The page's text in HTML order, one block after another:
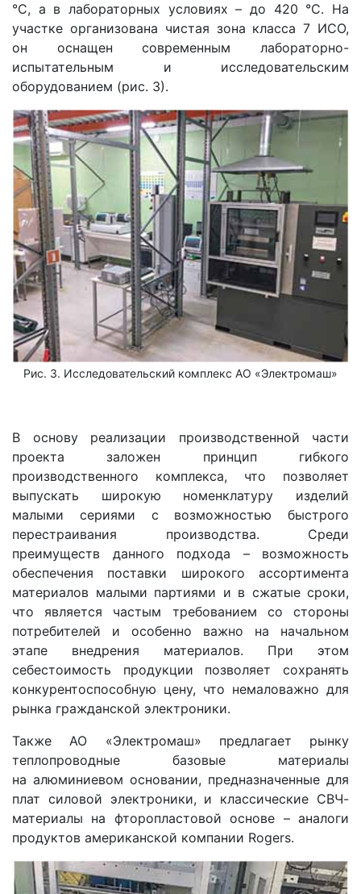
°C, а в лабораторных условиях – до 420 °C. На
участке организована чистая зона класса 7 ИСО,
он оснащен современным лабораторно-
испытательным и исследовательским
оборудованием (рис. 3).
Рис. 3. Исследовательский комплекс АО «Электромаш»
В основу реализации производственной части
проекта заложен принцип гибкого
производственного комплекса, что позволяет
выпускать широкую номенклатуру изделий
малыми сериями с возможностью быстрого
перестраивания производства. Среди
преимуществ данного подхода – возможность
обеспечения поставки широкого ассортимента
материалов малыми партиями и в сжатые сроки,
что является частым требованием со стороны
потребителей и особенно важно на начальном
этапе внедрения материалов. При этом
себестоимость продукции позволяет сохранять
конкурентоспособную цену, что немаловажно для
рынка гражданской электроники.
Также АО «Электромаш» предлагает рынку
теплопроводные базовые материалы
на алюминиевом основании, предназначенные для
плат силовой электроники, и классические СВЧ-
материалы на фторопластовой основе – аналоги
продуктов американской компании Rogers.